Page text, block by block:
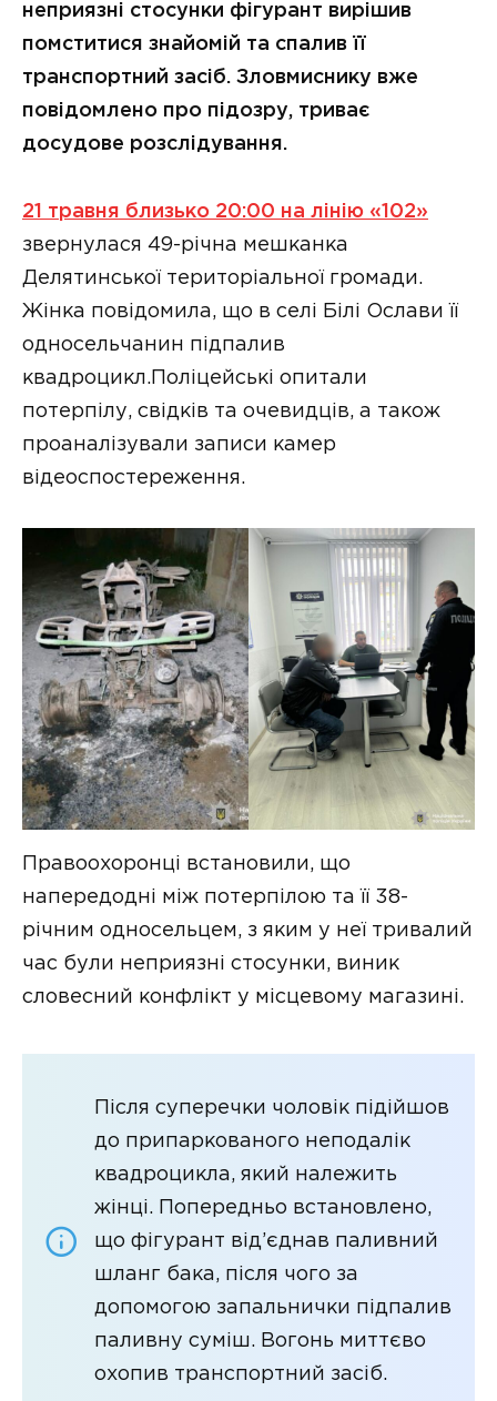
неприязні стосунки фігурант вирішив
помститися знайомій та спалив її
транспортний засіб. Зловмиснику вже
повідомлено про підозру, триває
досудове розслідування.
21 травня близько 20:00 на лінію «102»
звернулася 49-річна мешканка
Делятинської територіальної громади.
Жінка повідомила, що в селі Білі Ослави її
односельчанин підпалив
квадроцикл.Поліцейські опитали
потерпілу, свідків та очевидців, а також
проаналізували записи камер
відеоспостереження.
Правоохоронці встановили, що
напередодні між потерпілою та її 38-
річним односельцем, з яким у неї тривалий
час були неприязні стосунки, виник
словесний конфлікт у місцевому магазині.
Після суперечки чоловік підійшов
до припаркованого неподалік
квадроцикла, який належить
жінці. Попередньо встановлено,
що фігурант від’єднав паливний
шланг бака, після чого за
допомогою запальнички підпалив
паливну суміш. Вогонь миттєво
охопив транспортний засіб.